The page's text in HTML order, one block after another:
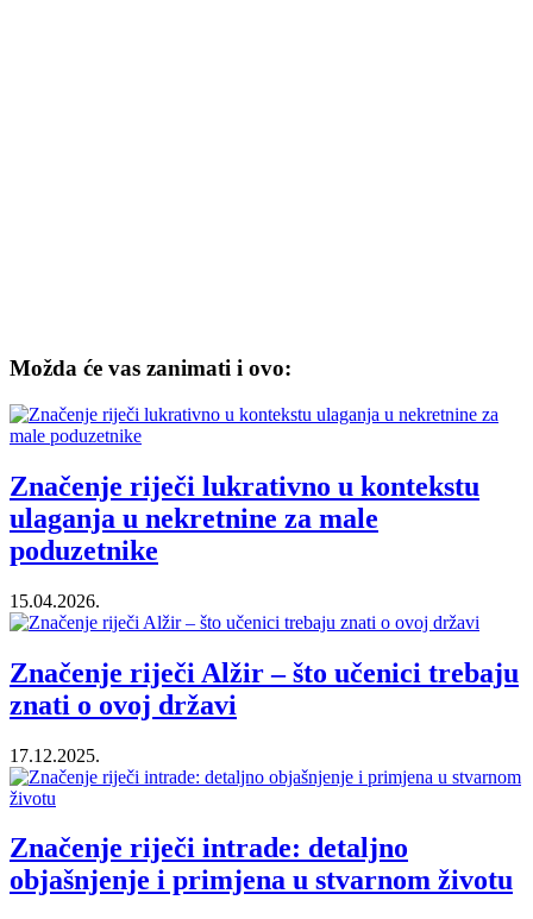
Možda će vas zanimati i ovo:
Značenje riječi lukrativno u kontekstu
ulaganja u nekretnine za male
poduzetnike
15.04.2026.
Značenje riječi Alžir – što učenici trebaju
znati o ovoj državi
17.12.2025.
Značenje riječi intrade: detaljno
objašnjenje i primjena u stvarnom životu